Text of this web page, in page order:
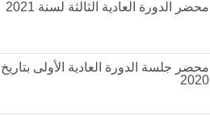
محضر الدورة العادية الثالثة لسنة 2021
2020